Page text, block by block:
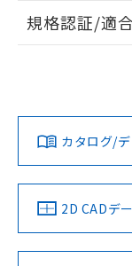
ダウンロードデー
みください。
ソフトウェアの使用
EU RoHS 注意
対応済み
中国 RoHS 注
規格認証/適
LR型式承認
（イギリス
船舶規格）
No
カタログ/
2D CADデ